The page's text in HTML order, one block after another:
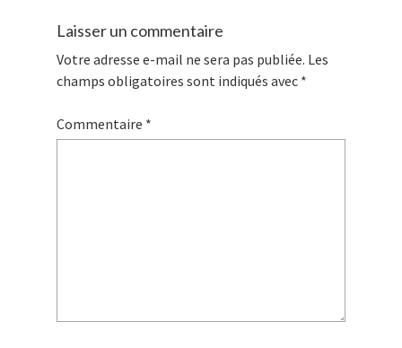
Laisser un commentaire
Votre adresse e-mail ne sera pas publiée. Les
champs obligatoires sont indiqués avec *
Commentaire *